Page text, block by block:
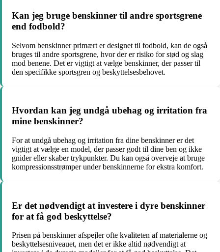
Kan jeg bruge benskinner til andre sportsgrene
end fodbold?
Selvom benskinner primært er designet til fodbold, kan de også
bruges til andre sportsgrene, hvor der er risiko for stød og slag
mod benene. Det er vigtigt at vælge benskinner, der passer til
den specifikke sportsgren og beskyttelsesbehovet.
Hvordan kan jeg undgå ubehag og irritation fra
mine benskinner?
For at undgå ubehag og irritation fra dine benskinner er det
vigtigt at vælge en model, der passer godt til dine ben og ikke
gnider eller skaber trykpunkter. Du kan også overveje at bruge
kompressionsstrømper under benskinnerne for ekstra komfort.
Er det nødvendigt at investere i dyre benskinner
for at få god beskyttelse?
Prisen på benskinner afspejler ofte kvaliteten af materialerne og
beskyttelsesniveauet, men det er ikke altid nødvendigt at